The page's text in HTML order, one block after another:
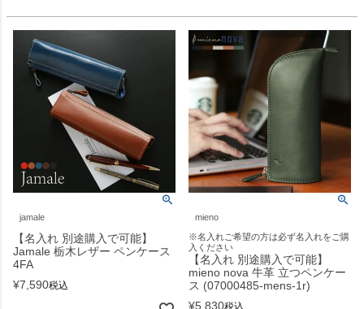
jamale
【名入れ 別途購入で可能】
Jamale 栃木レザー ペンケース
4FA
¥7,590税込
mieno
※名入れご希望の方は必ず名入れをご購
入ください
【名入れ 別途購入で可能】
mieno nova 牛革 立つペンケー
ス (07000485-mens-1r)
¥5,830